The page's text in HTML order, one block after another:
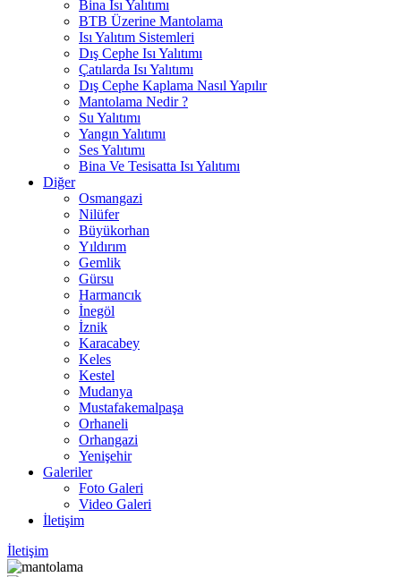
Bina Isı Yalıtımı
BTB Üzerine Mantolama
Isı Yalıtım Sistemleri
Dış Cephe Isı Yalıtımı
Çatılarda Isı Yalıtımı
Dış Cephe Kaplama Nasıl Yapılır
Mantolama Nedir ?
Su Yalıtımı
Yangın Yalıtımı
Ses Yalıtımı
Bina Ve Tesisatta Isı Yalıtımı
Diğer
Osmangazi
Nilüfer
Büyükorhan
Yıldırım
Gemlik
Gürsu
Harmancık
İnegöl
İznik
Karacabey
Keles
Kestel
Mudanya
Mustafakemalpaşa
Orhaneli
Orhangazi
Yenişehir
Galeriler
Foto Galeri
Video Galeri
İletişim
İletişim